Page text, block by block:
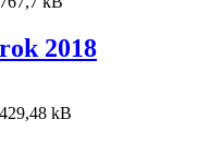
2018
kB